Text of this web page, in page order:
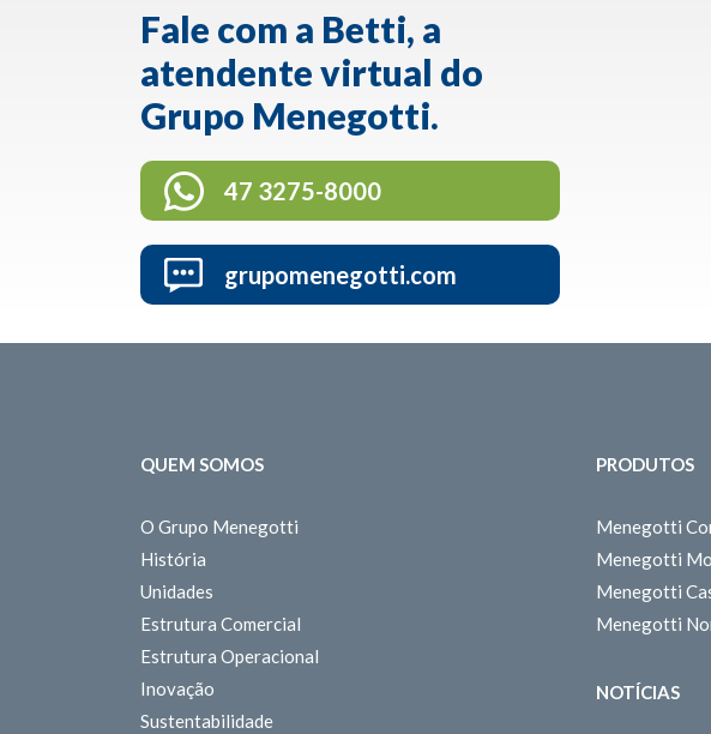
Fale com a Betti, a
atendente virtual do
Grupo Menegotti.
47 3275-8000
grupomenegotti.com
QUEM SOMOS
O Grupo Menegotti
História
Unidades
Estrutura Comercial
Estrutura Operacional
Inovação
Sustentabilidade
PRODUTOS
Menegotti
Menegotti
Menegotti
Menegotti
NOTÍCIAS